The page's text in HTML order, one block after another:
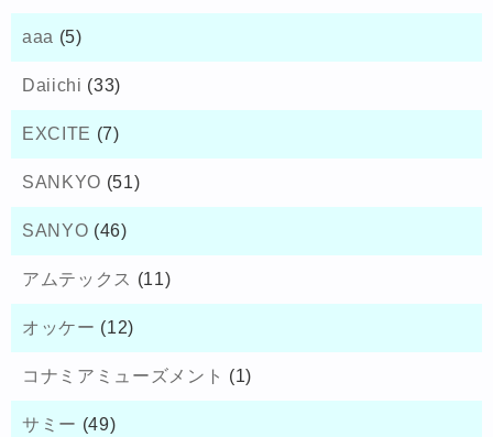
aaa (5)
Daiichi (33)
EXCITE (7)
SANKYO (51)
SANYO (46)
アムテックス (11)
オッケー (12)
コナミアミューズメント (1)
サミー (49)